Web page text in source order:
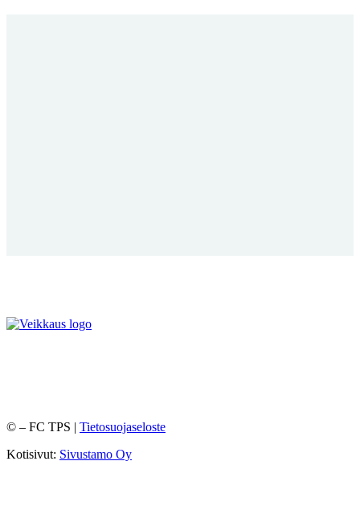
© – FC TPS | Tietosuojaseloste
Kotisivut: Sivustamo Oy